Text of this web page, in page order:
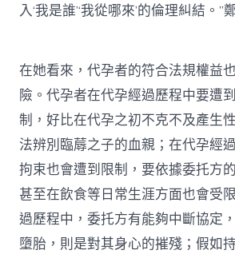
入‘我是誰’‘我從哪來’的倫理糾結。”
在她看來，代孕者的符合法規權益
險。代孕者在代孕經過歷程中要遭
制，好比在代孕之初不克不及產生
法辨別臨蓐之子的血親；在代孕經
拘束也會遭到限制，要依據委托方
甚至在飲食等日常生涯方面也會受
過歷程中，委托方有能夠中斷協定
墮胎，則是對其身心的摧殘；假如